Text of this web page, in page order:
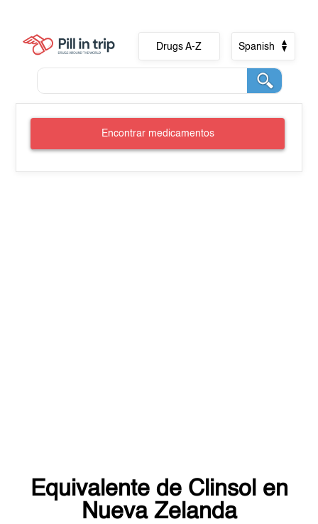
Drugs A-Z Spanish
Encontrar medicamentos
Equivalente de Clinsol en
Nueva Zelanda